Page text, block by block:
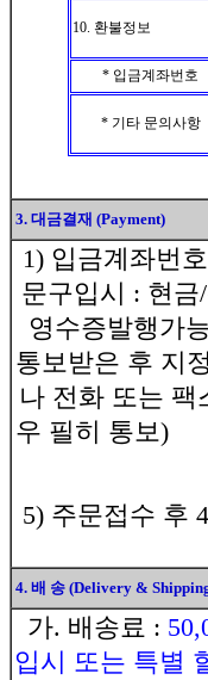
10. 환불정보
* 입금계좌번호
* 기타 문의사항
3. 대금결재 (Payment)
1) 입금계좌번
문구입시 : 현
영수증발행가
통보받은 후 지
나 전화 또는
우 필히 통보)
5) 주문접수 후
4. 배 송 (Delivery &
가. 배송료 :
입시 또는 특별